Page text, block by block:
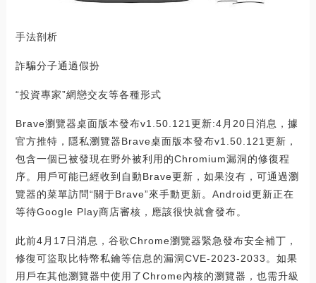
手法剖析
詐騙分子通過假扮
“投資專家”網戀交友等各種形式
Brave瀏覽器桌面版本發布v1.50.121更新:4月20日消息，據
官方推特，隱私瀏覽器Brave桌面版本發布v1.50.121更新，
包含一個已被發現在野外被利用的Chromium漏洞的修復程
序。用戶可能已經收到自動Brave更新，如果沒有，可通過瀏
覽器的菜單訪問“關于Brave”來手動更新。Android更新正在
等待Google Play商店審核，應該很快就會發布。
此前4月17日消息，谷歌Chrome瀏覽器緊急發布安全補丁，
修復可盜取比特幣私鑰等信息的漏洞CVE-2023-2033。如果
用戶在其他瀏覽器中使用了Chrome內核的瀏覽器，也需升級